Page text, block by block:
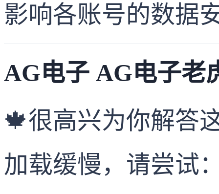
影响各账号的数据
AG电子 AG电子老
🍁很高兴为你解答
加载缓慢，请尝试